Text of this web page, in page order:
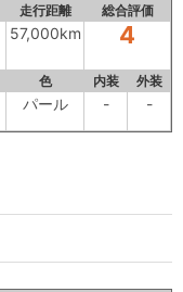
走行距離 総合評価
57,000km 4
色 内装 外装
パール - -